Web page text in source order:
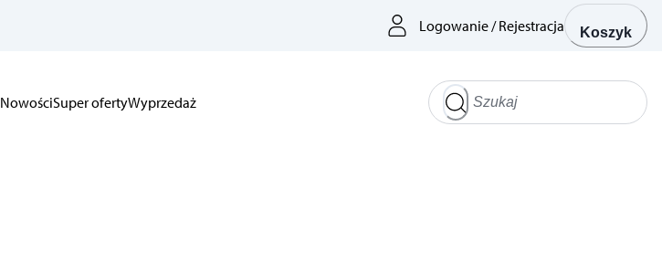
Logowanie/Rejestracja Koszyk
NowościSuper ofertyWyprzedaż